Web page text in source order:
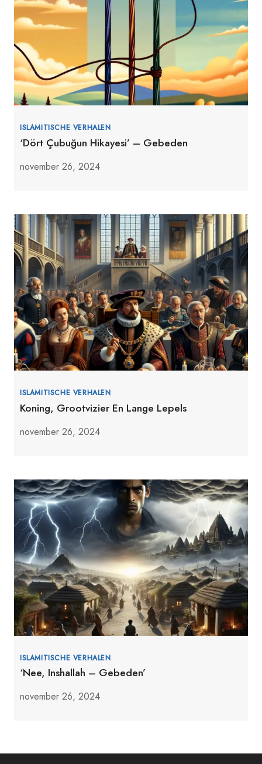
ISLAMITISCHE VERHALEN
‘Dört Çubuğun Hikayesi’ – Gebeden
november 26, 2024
ISLAMITISCHE VERHALEN
Koning, Grootvizier En Lange Lepels
november 26, 2024
ISLAMITISCHE VERHALEN
‘Nee, Inshallah – Gebeden’
november 26, 2024